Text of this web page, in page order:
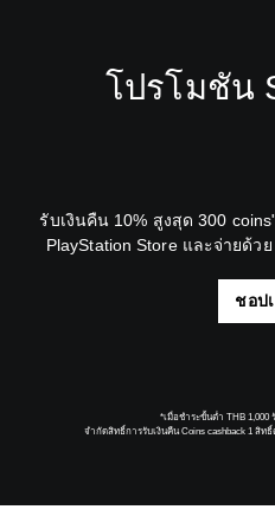
โปรโมชัน
รับเงินคืน 10% สูงสุด 300
PlayStation Store และจ่ายด้ว
ชอป
*เมื่อชำระขั้นต่ำ THB 1,000
จำกัดสิทธิ์การรับเงินคืน Coins cashback 1 สิ